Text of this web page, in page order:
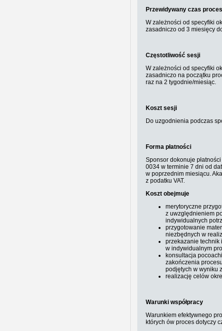
Przewidywany czas
W zależności od specyfiki
zasadniczo od 3 miesięcy
Częstotliwość sesji
W zależności od specyfiki
zasadniczo na początku
raz na 2 tygodnie/miesiąc.
Koszt sesji
Do uzgodnienia podczas
Forma płatności
Sponsor dokonuje
0034 w terminie 7 dni od
w poprzednim miesiącu.
z podatku VAT.
Koszt obejmuje
merytoryczne
z uwzględnieniem
indywidualnych
przygotowanie
niezbędnych w
przekazanie technik
w indywidualnym
konsultacja
zakończenia
podjętych w wyniku
realizację celów
Warunki współpracy
Warunkiem efektywnego
których ów proces dotyczy